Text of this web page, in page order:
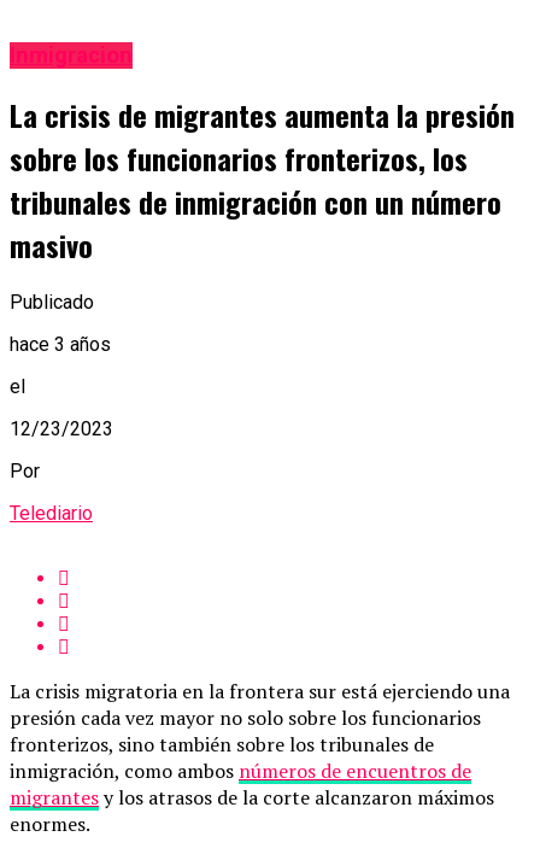
Inmigracion
La crisis de migrantes aumenta la presión
sobre los funcionarios fronterizos, los
tribunales de inmigración con un número
masivo
Publicado
hace 3 años
el
12/23/2023
Por
Telediario
La crisis migratoria en la frontera sur está ejerciendo una
presión cada vez mayor no solo sobre los funcionarios
fronterizos, sino también sobre los tribunales de
inmigración, como ambos números de encuentros de
migrantesy los atrasos de la corte alcanzaron máximos
enormes.